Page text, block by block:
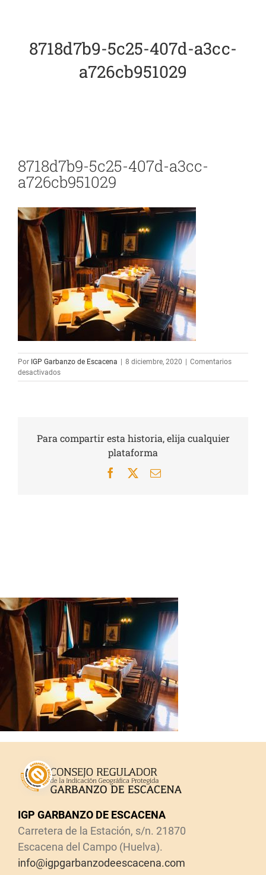
El Garbanzo
Blog
Contacto
8718d7b9-5c25-407d-a3cc-
a726cb951029
8718d7b9-5c25-407d-a3cc-
a726cb951029
Por IGP Garbanzo de Escacena | 8 diciembre, 2020 | Comentarios
desactivadosen
8718d7b9-
Para compartir esta historia, elija cualquier
plataforma
Facebook Correo
IGP GARBANZO DE ESCACENA
Carretera de la Estación, s/n. 21870
Escacena del Campo (Huelva).
info@igpgarbanzodeescacena.com